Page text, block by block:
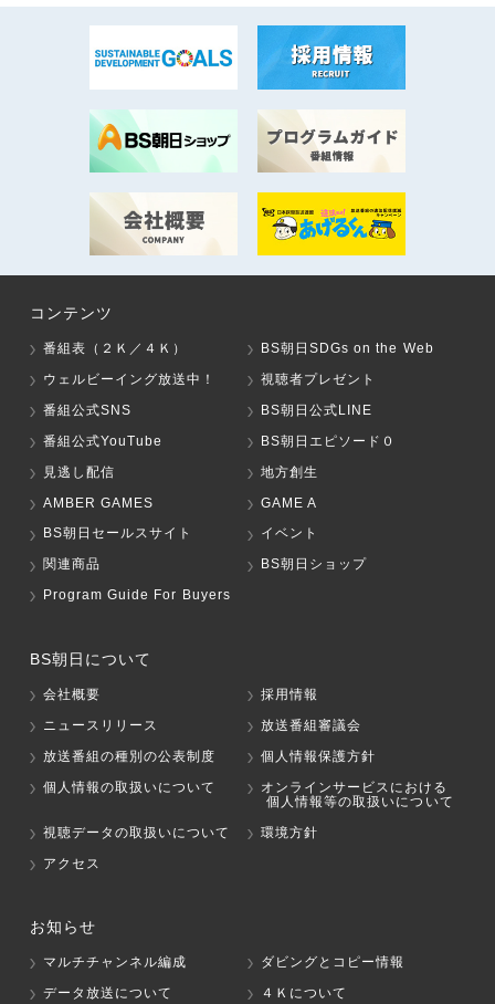
コンテンツ
番組表（２Ｋ／４Ｋ）
BS朝日SDGs on the Web
ウェルビーイング放送中！
視聴者プレゼント
番組公式SNS
BS朝日公式LINE
番組公式YouTube
BS朝日エピソード０
見逃し配信
地方創生
AMBER GAMES
GAME A
BS朝日セールスサイト
イベント
関連商品
BS朝日ショップ
Program Guide For Buyers
BS朝日について
会社概要
採用情報
ニュースリリース
放送番組審議会
放送番組の種別の公表制度
個人情報保護方針
個人情報の取扱いについて
オンラインサービスにおける
個人情報等の取扱いについて
視聴データの取扱いについて
環境方針
アクセス
お知らせ
マルチチャンネル編成
ダビングとコピー情報
データ放送について
４Ｋについて